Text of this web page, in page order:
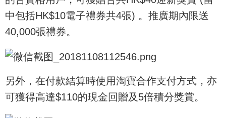
中包括HK$10電子禮券共4張) 。推廣期內限送
40,000張禮券。
另外，在付款結算時使用淘寶合作支付方式，亦
可獲得高達$110的現金回贈及5倍積分獎賞。